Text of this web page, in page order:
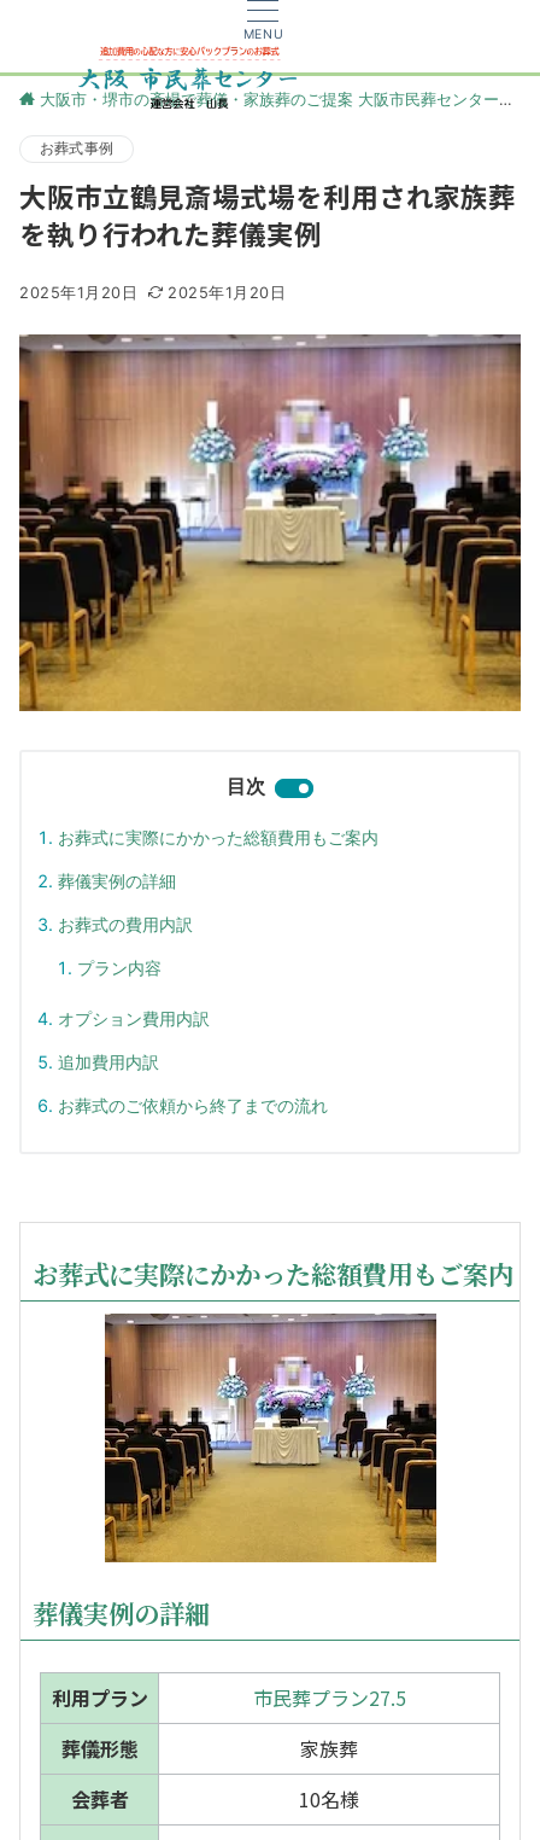
MENU
大阪市・堺市の斎場で葬儀・家族葬のご提案 大阪市民葬センター
お葬式事例
大阪市立鶴見斎場式場を利用され家族葬
を執り行われた葬儀実例
2025年1月20日 2025年1月20日
目次
お葬式に実際にかかった総額費用もご案内
葬儀実例の詳細
お葬式の費用内訳
プラン内容
オプション費用内訳
追加費用内訳
お葬式のご依頼から終了までの流れ
お葬式に実際にかかった総額費用もご案内
葬儀実例の詳細
利用プラン
市民葬プラン27.5
葬儀形態
家族葬
会葬者
10名様